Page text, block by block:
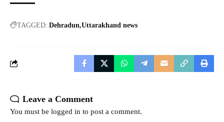
TAGGED: Dehradun Uttarakhand news
Leave a Comment
You must be logged in to post a comment.